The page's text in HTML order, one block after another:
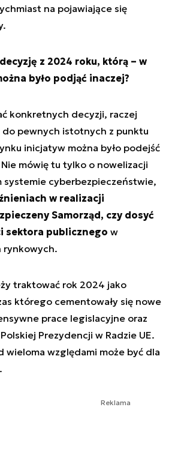
na pojawiające się
z 2024 roku, którą – w
było podjąć inaczej?
konkretnych decyzji, raczej
do pewnych istotnych z punktu
inicjatyw można było podejść
mówię tu tylko o nowelizacji
systemie cyberbezpieczeństwie,
w realizacji
Samorząd, czy dosyć
sektora publicznego w
rynkowych.
traktować rok 2024 jako
którego cementowały się nowe
prace legislacyjne oraz
Prezydencji w Radzie UE.
wieloma względami może być dla
Reklama